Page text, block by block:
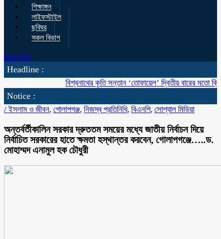
শিক্ষাঙ্গন
লাইফস্টাইল
ছবিঘর
সকল বিভাগ
Live Tv
Headline :
বিশ্বনাথের কৃতি সন্তান ‘তোফায়েল’ দ্বিতীয় বারের মতো ব্রিটিশ
Notice :
/ইসলাম ও জীবন, গোলাপগঞ্জ, নিজস্ব প্রতিনিধি, বিএনপি, সোশ্যাল মিডিয়া
অন্তর্বর্তীকালিন সরকার দ্রুততম সময়ের মধ্যে জাতীয় নির্বাচন দিয়ে
নির্বাচিত সরকারের হাতে ক্ষমতা হস্থান্তর করবেন, গোলাপগঞ্জে…..ড.
মোহাম্মদ এনামুল হক চৌধুরী